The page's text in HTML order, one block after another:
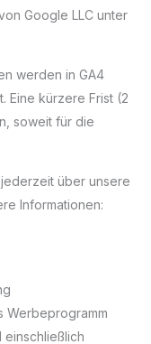
Google LLC unter
werden in GA4
Eine kürzere Frist (2
soweit für die
über unsere
Informationen:
Werbeprogramm
einschließlich